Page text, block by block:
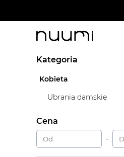
nuumi.pl > Marki
Kategoria
Kobieta
Ubrania damskie
Cena
-